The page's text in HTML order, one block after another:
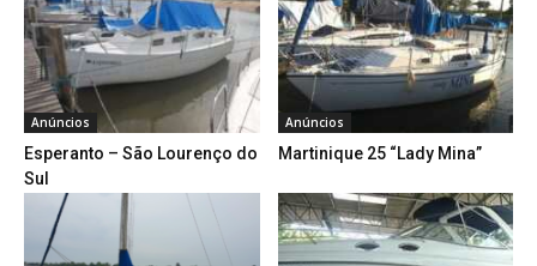
Anúncios
Esperanto – São Lourenço do
Sul
Anúncios
Martinique 25 “Lady Mina”